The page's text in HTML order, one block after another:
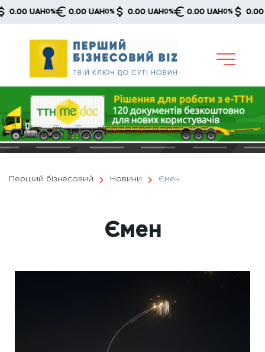
Skip
UAH0% 0.00 UAH0% 0.00 UAH0% 0.00 UAH0% 0.00 UAH
Перший бізнесовий Новини Ємен
Ємен